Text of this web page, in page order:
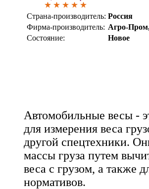
Страна-производитель: Россия
Фирма-производитель: Агро-
Состояние:
Новое
Автомобильные весы -
для измерения веса
другой спецтехники.
массы груза путем
веса с грузом, а также
нормативов.